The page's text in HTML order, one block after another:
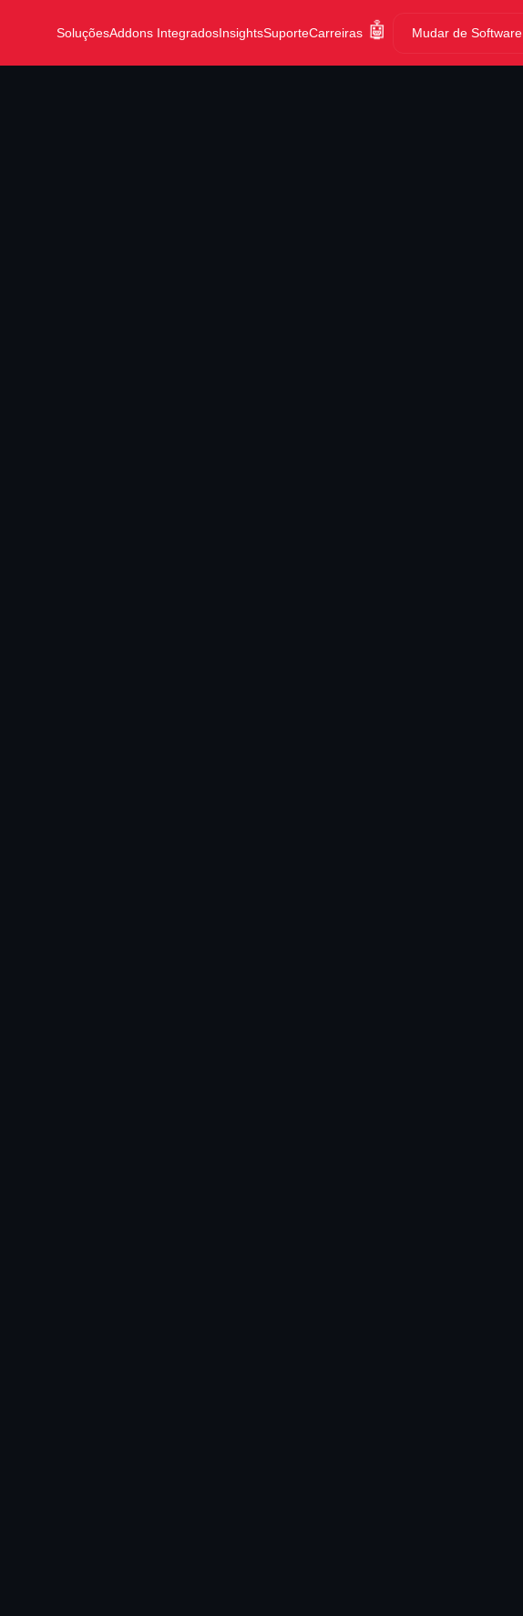
SoluçõesAddons IntegradosInsightsSuporteCarreiras 🤖 Mudar de Software